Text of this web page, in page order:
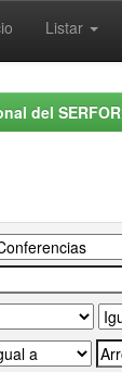
Listar
del SERFOR